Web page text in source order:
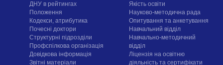
ДНУ в рейтингах
Положення
Кодекси, атрибутика
Почесні доктори
Структурні підрозділи
Профспілкова організація
Довідкова інформація
Звітні матеріали
Якість освіти
Науково-методична рада
Опитування та анкетування
Навчальний відділ
Навчально-методичний
відділ
Ліцензія на освітню
діяльність та сертифікати